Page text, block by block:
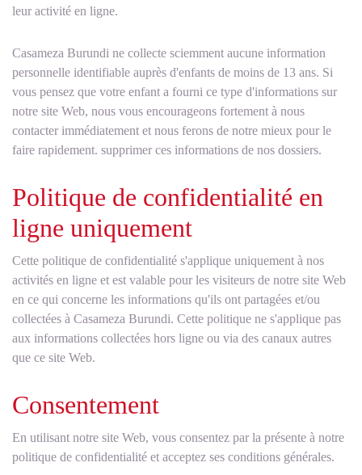
leur activité en ligne.
Casameza Burundi ne collecte sciemment aucune information
personnelle identifiable auprès d'enfants de moins de 13 ans. Si
vous pensez que votre enfant a fourni ce type d'informations sur
notre site Web, nous vous encourageons fortement à nous
contacter immédiatement et nous ferons de notre mieux pour le
faire rapidement. supprimer ces informations de nos dossiers.
Politique de confidentialité en
ligne uniquement
Cette politique de confidentialité s'applique uniquement à nos
activités en ligne et est valable pour les visiteurs de notre site Web
en ce qui concerne les informations qu'ils ont partagées et/ou
collectées à Casameza Burundi. Cette politique ne s'applique pas
aux informations collectées hors ligne ou via des canaux autres
que ce site Web.
Consentement
En utilisant notre site Web, vous consentez par la présente à notre
politique de confidentialité et acceptez ses conditions générales.